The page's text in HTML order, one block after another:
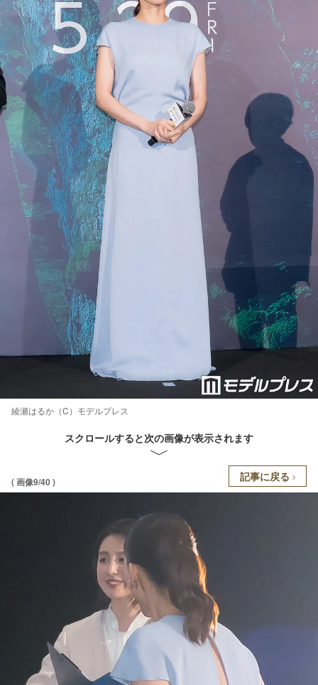
綾瀬はるか（C）モデルプレス
スクロールすると次の画像が表示されます
( 画像9/40 ) 記事に戻る